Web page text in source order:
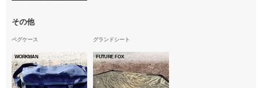
その他
ペグケース
WORKMAN
グランドシート
FUTURE FOX